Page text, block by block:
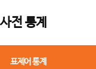
사전 통계
표제어 통계